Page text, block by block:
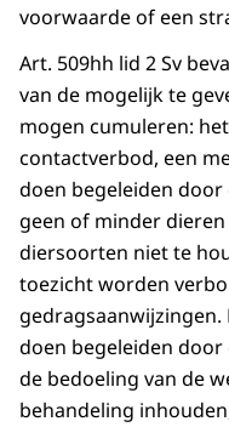
voorwaarde of een
Art. 509hh lid 2 Sv
van de mogelijk te
mogen cumuleren:
contactverbod, een
doen begeleiden
geen of minder
diersoorten niet te
toezicht worden
doen begeleiden
de bedoeling van de
behandeling